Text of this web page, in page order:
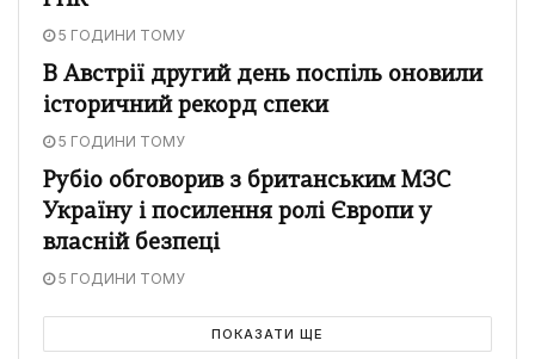
5 ГОДИНИ ТОМУ
В Австрії другий день поспіль оновили
історичний рекорд спеки
5 ГОДИНИ ТОМУ
Рубіо обговорив з британським МЗС
Україну і посилення ролі Європи у
власній безпеці
5 ГОДИНИ ТОМУ
ПОКАЗАТИ ЩЕ